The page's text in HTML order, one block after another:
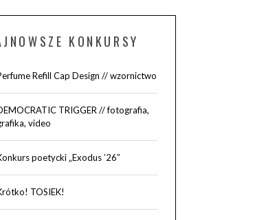
KONKURSY
Refill Cap Design // wzornictwo
TRIGGER // fotografia,
video
poetycki „Exodus ’26”
TOSIEK!